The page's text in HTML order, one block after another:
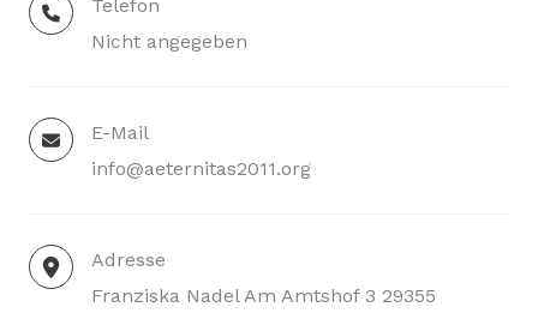
Telefon
Nicht angegeben
E-Mail
info@aeternitas2011.org
Adresse
Franziska Nadel Am Amtshof 3 29355